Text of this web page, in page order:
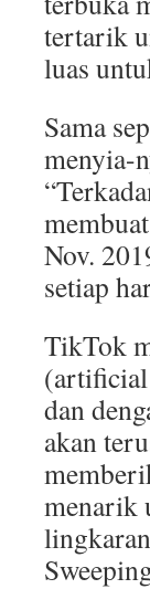
tertarik
luas
Sama
menyia-
Nov.
setiap
TikTok
dan
akan
menarik